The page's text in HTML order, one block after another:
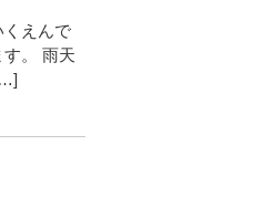
くえんで
。 雨天